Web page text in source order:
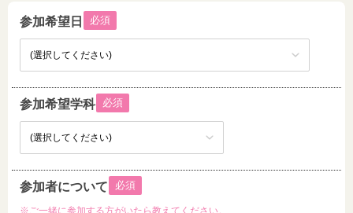
必須
参加希望日
必須
参加希望学科
参加者について 必須
※ご一緒に参加する方がいたら教えてください。